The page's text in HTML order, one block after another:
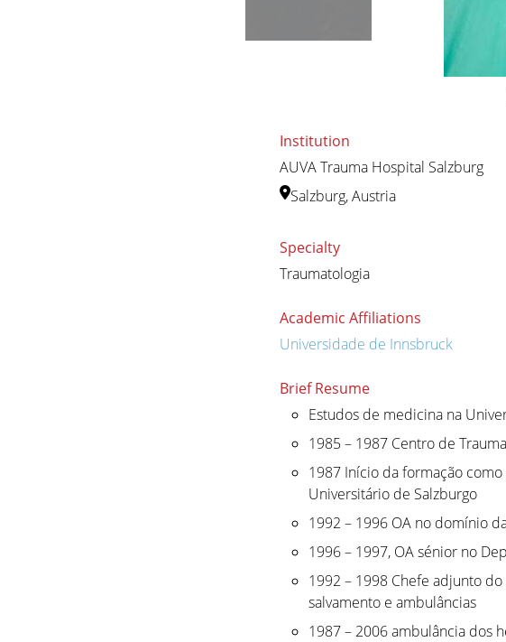
Institution
AUVA Trauma Hospital Salzburg
Salzburg, Austria
Specialty
Traumatologia
Academic Affiliations
Universidade de Innsbruck
Brief Resume
Estudos de medicina na
1985 – 1987 Centro de
1987 Início da formação
Universitário de Salzburgo
1992 – 1996 OA no domínio
1996 – 1997, OA sénior no
1992 – 1998 Chefe adjunto
salvamento e ambulâncias
1987 – 2006 ambulância dos